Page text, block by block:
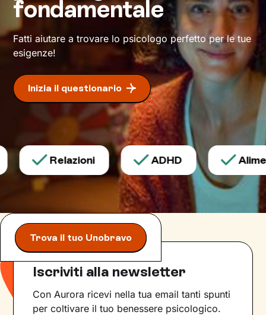
fondamentale
Fatti aiutare a trovare lo psicologo perfetto per le tue
esigenze!
Inizia il questionario
Relazioni ADHD
Trova il tuo Unobravo
Iscriviti alla newsletter
Con Aurora ricevi nella tua email tanti spunti
per coltivare il tuo benessere psicologico.